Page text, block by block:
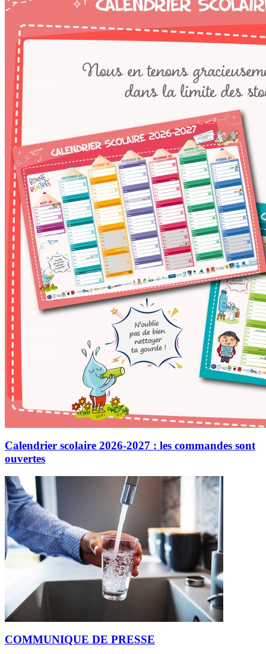
Calendrier scolaire 2026-2027 : les commandes sont
ouvertes
COMMUNIQUE DE PRESSE